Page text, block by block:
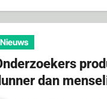
heeft getrokken
Nieuws
dan